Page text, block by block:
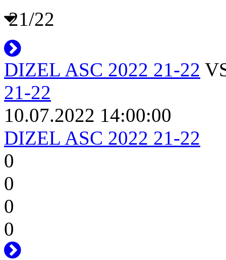
21/22
DIZEL ASC 2022 21-22
21-22
10.07.2022 14:00:00
DIZEL ASC 2022 21-22
0
0
0
0